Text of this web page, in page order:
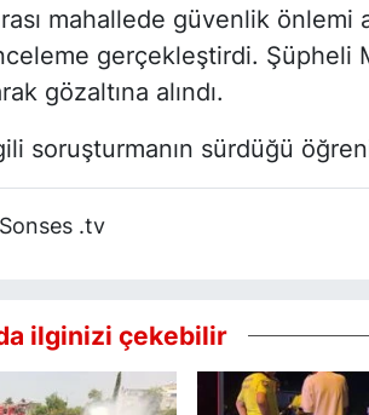
mahallede güvenlik
gerçekleştirdi. Şüpheli
gözaltına alındı.
soruşturmanın sürdüğü
Sonses .tv
ilginizi çekebilir